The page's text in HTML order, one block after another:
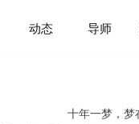
动态 导师
十年一梦，梦